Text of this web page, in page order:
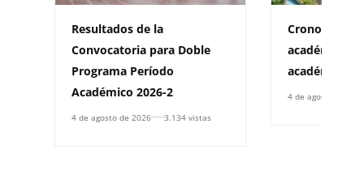
Resultados de la
Convocatoria para Doble
Programa Período
Académico 2026-2
4 de agosto de 2026 3.134 vistas
Cronograma
académica
académico
4 de agosto de